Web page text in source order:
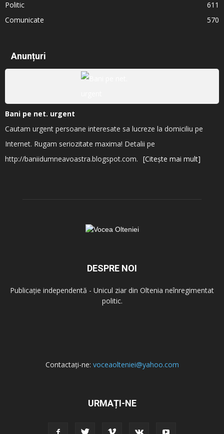
Politic
611
Comunicate
570
Anunțuri
Bani pe net. urgent
Cautam urgent persoane interesate sa lucreze la domiciliu pe
Internet. Rugam seriozitate maxima! Detalii pe
http://baniidumneavoastra.blogspot.com. [Citește mai mult]
DESPRE NOI
Publicație independentă - Unicul ziar din Oltenia neînregimentat
politic.
Contactați-ne: voceaolteniei@yahoo.com
URMAȚI-NE